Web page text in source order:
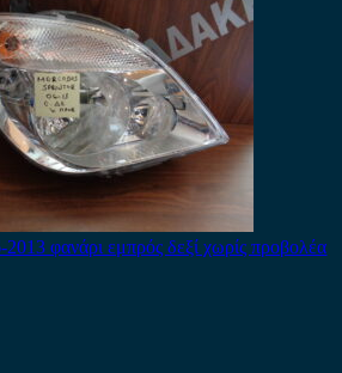
φανάρι εμπρός δεξί χωρίς προβολέα